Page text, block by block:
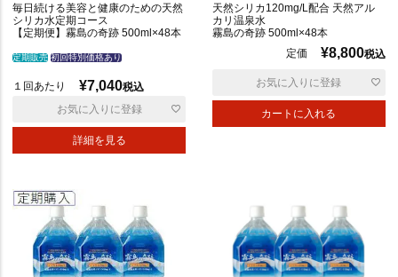
毎日続ける美容と健康のための天然
シリカ水定期コース
【定期便】霧島の奇跡 500ml×48本
定期販売 初回特別価格あり
１回あたり ¥7,040税込
詳細を見る
お気に入りに登録
天然シリカ120mg/L配合 天然アル
カリ温泉水
霧島の奇跡 500ml×48本
定価
¥8,800税込
カートに入れる
お気に入りに登録